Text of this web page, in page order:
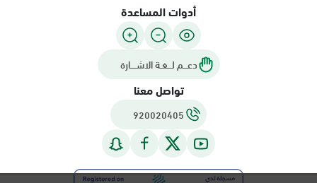
أدوات المساعدة
دعـــم لـــغـة الاشــــارة
تواصل معنا
920020405